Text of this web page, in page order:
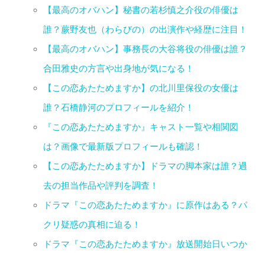
【最高のオバハン】秘書の若杉慎之介役の俳優は
誰？蕨野友也（わらびの）の出演作や経歴に注目！
【最高のオバハン】事務長の大谷将役の俳優は誰？
合田雅史の方言や出身地が気になる！
【この恋あたためますか】の北川里保役の女優は
誰？石橋静河のプロフィールを紹介！
『この恋あたためますか』キャスト一覧や相関図
は？画像で最新版プロフィールも確認！
【この恋あたためますか】ドラマの脚本家は誰？過
去の担当作品や評判を調査！
ドラマ『この恋あたためますか』に原作はある？パ
クリ疑惑の真相に迫る！
ドラマ『この恋あたためますか』放送開始日いつか